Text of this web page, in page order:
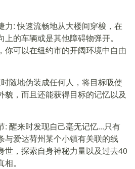
力: 快速流畅地从大楼间穿梭，在
的车辆或是其他障碍物弹开。
你可以在纽约市的开阔环境中自由
随地伪装成任何人，将目标吸使
貌，而且还能获得目标的记忆以及
: 醒来时发现自己毫无记忆...只有
与爱达荷州某个小镇有关联的线
世，探索自身神秘力量以及过去40
。